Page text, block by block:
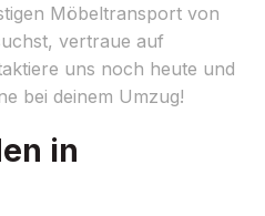
Möbeltransport von
vertraue auf
uns noch heute und
bei deinem Umzug!
in